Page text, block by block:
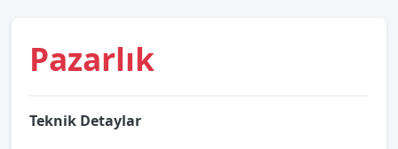
Pazarlık
Teknik Detaylar